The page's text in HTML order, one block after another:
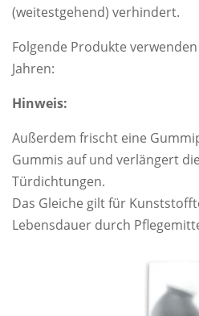
(weitestgehend) verhindert.
Folgende Produkte
Jahren:
Hinweis:
Außerdem frischt eine
Gummis auf und verlängert
Türdichtungen.
Das Gleiche gilt für
Lebensdauer durch